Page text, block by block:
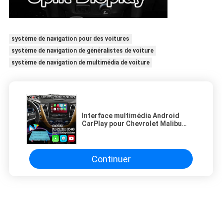
système de navigation pour des voitures
système de navigation de généralistes de voiture
système de navigation de multimédia de voiture
Interface multimédia Android
CarPlay pour Chevrolet Malibu
Continuer